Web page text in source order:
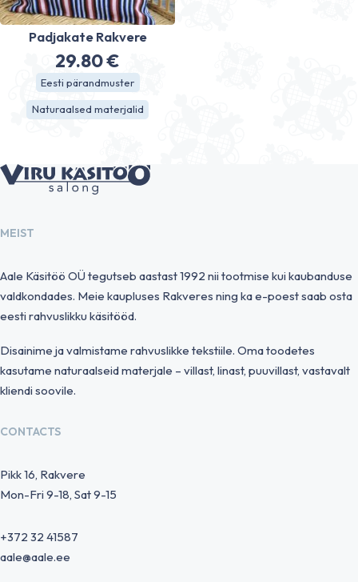
Padjakate Rakvere
29.80€
Eesti pärandmuster
Naturaalsed materjalid
MEIST
Aale Käsitöö OÜ tegutseb aastast 1992 nii tootmise kui kaubanduse
valdkondades. Meie kaupluses Rakveres ning ka e-poest saab osta
eesti rahvuslikku käsitööd.
Disainime ja valmistame rahvuslikke tekstiile. Oma toodetes
kasutame naturaalseid materjale – villast, linast, puuvillast, vastavalt
kliendi soovile.
CONTACTS
Pikk 16, Rakvere
Mon-Fri 9-18, Sat 9-15
+372 32 41587
aale@aale.ee